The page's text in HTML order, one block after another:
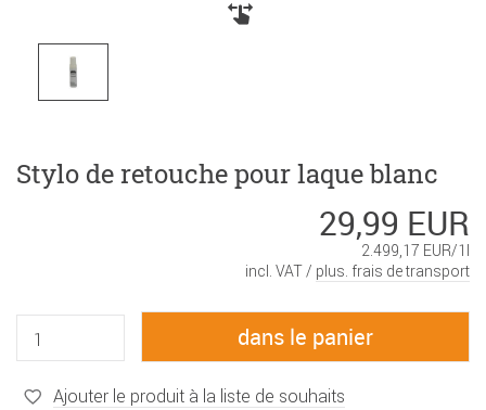
Stylo de retouche pour laque blanc
29,99 EUR
2.499,17 EUR/1l
incl. VAT / plus. frais de transport
Ajouter le produit à la liste de souhaits